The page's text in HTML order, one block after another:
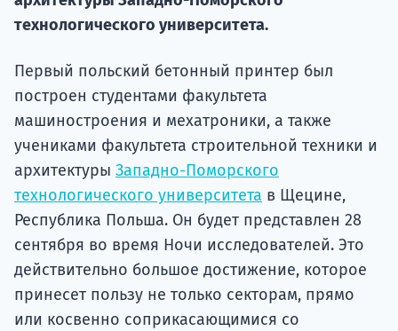
технологического университета.
Первый польский бетонный принтер был
построен студентами факультета
машиностроения и мехатроники, а также
учениками факультета строительной техники и
архитектуры Западно-Поморского
технологического университета в Щецине,
Республика Польша. Он будет представлен 28
сентября во время Ночи исследователей. Это
действительно большое достижение, которое
принесет пользу не только секторам, прямо
или косвенно соприкасающимися со